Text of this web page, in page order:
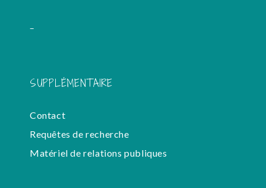
-
SUPPLÉMENTAIRE
Contact
Requêtes de recherche
Matériel de relations publiques